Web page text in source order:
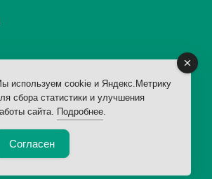
Клиника «Арбаль»,
обработки персональных данных
используем cookie и Яндекс.Метрику
сбора статистики и улучшения
сайта. Подробнее.
Согласен